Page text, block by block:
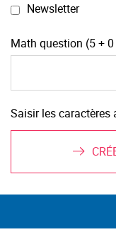
Newsletter
Math question (5 +
Saisir les